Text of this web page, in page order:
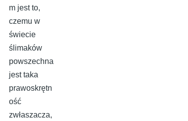
m jest to,
czemu w
świecie
ślimaków
powszechna
jest taka
prawoskrętn
ość
zwłaszacza,